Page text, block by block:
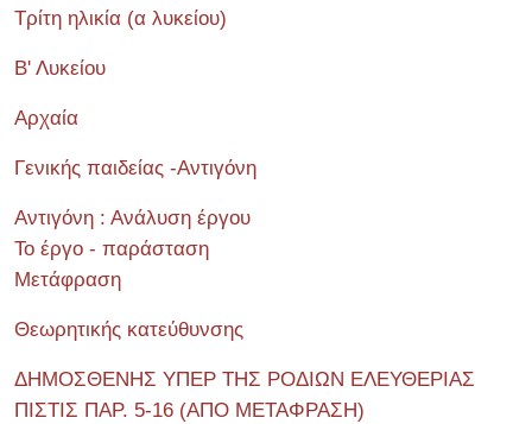
Τρίτη ηλικία (α λυκείου)
Β' Λυκείου
Αρχαία
Γενικής παιδείας -Αντιγόνη
Αντιγόνη : Ανάλυση έργου
Το έργο - παράσταση
Μετάφραση
Θεωρητικής κατεύθυνσης
ΔΗΜΟΣΘΕΝΗΣ ΥΠΕΡ ΤΗΣ ΡΟΔΙΩΝ ΕΛΕΥΘΕΡΙΑΣ
ΠΙΣΤΙΣ ΠΑΡ. 5-16 (ΑΠΟ ΜΕΤΑΦΡΑΣΗ)